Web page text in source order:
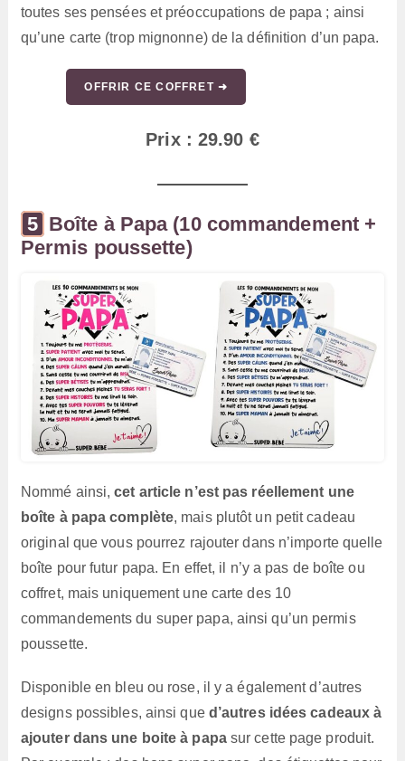
toutes ses pensées et préoccupations de papa ; ainsi
qu’une carte (trop mignonne) de la définition d’un papa.
OFFRIR CE COFFRET ➜
Prix : 29.90 €
Boîte à Papa (10 commandement +
Permis poussette)
Nommé ainsi,cet article n’est pas réellement une
boîte à papa complète, mais plutôt un petit cadeau
original que vous pourrez rajouter dans n’importe quelle
boîte pour futur papa. En effet, il n’y a pas de boîte ou
coffret, mais uniquement une carte des 10
commandements du super papa, ainsi qu’un permis
poussette.
Disponible en bleu ou rose, il y a également d’autres
designs possibles, ainsi que d’autres idées cadeaux à
ajouter dans une boite à papasur cette page produit.